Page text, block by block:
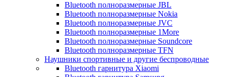
Bluetooth полноразмерные JBL
Bluetooth полноразмерные Nokia
Bluetooth полноразмерные JVC
Bluetooth полноразмерные 1More
Bluetooth полноразмерные Soundcore
Bluetooth полноразмерные TFN
Наушники спортивные и другие беспроводные
Bluetooth гарнитура Xiaomi